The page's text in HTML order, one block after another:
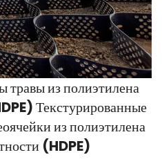
травы из полиэтилена
Текстурированные
из полиэтилена
(HDPE)